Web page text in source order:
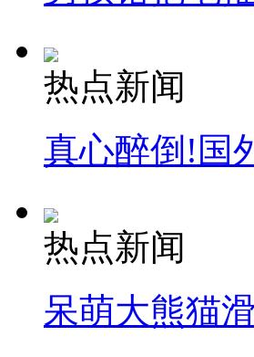
热点新闻
真心醉倒!国
热点新闻
呆萌大熊猫